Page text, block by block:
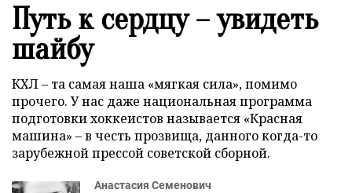
Путь к сердцу – увидеть
шайбу
КХЛ – та самая наша «мягкая сила», помимо
прочего. У нас даже национальная программа
подготовки хоккеистов называется «Красная
машина» – в честь прозвища, данного когда-то
зарубежной прессой советской сборной.
Анастасия Семенович